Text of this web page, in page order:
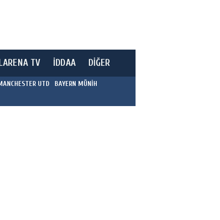
TV İDDAA DİĞER
UTD
BAYERN MÜNİH